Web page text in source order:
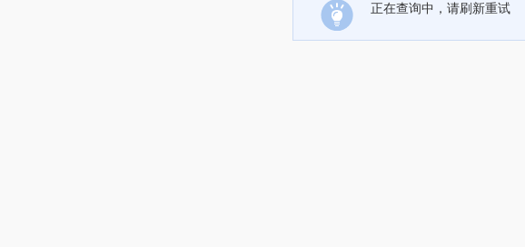
正在查询中，请刷新重试